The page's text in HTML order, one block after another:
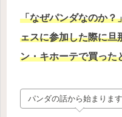
「なぜパンダなのか？
ェスに参加した際に旦
ン・キホーテで買った
パンダの話から始まります